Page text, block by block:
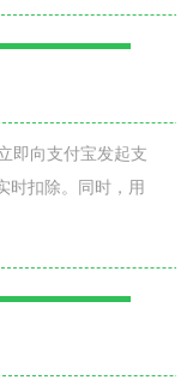
即向支付宝发起支
时扣除。同时，用